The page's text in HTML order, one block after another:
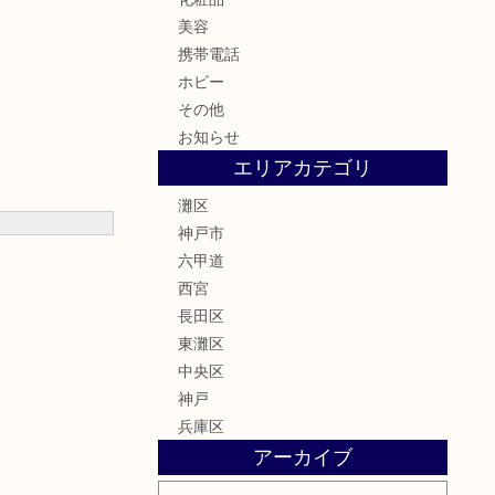
美容
携帯電話
ホビー
その他
お知らせ
エリアカテゴリ
灘区
神戸市
六甲道
西宮
長田区
東灘区
中央区
神戸
兵庫区
アーカイブ